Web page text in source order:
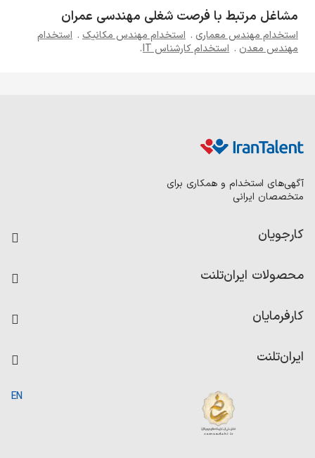
مشاغل مرتبط با فرصت شغلی مهندسی عمران
استخدام مهندس معماری . استخدام مهندس مکانیک . استخدام
مهندس معدن . استخدام کارشناس IT .
آگهی‌های استخدام و همکاری برای
متخصصان ایرانی
کارجویان
رزومه ساز
امتیاز شرکت‌ها
محصولات ایران‌تلنت
کاردیکس
کارفرمایان
ایران‌تلنت
EN